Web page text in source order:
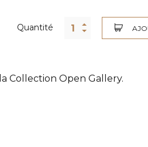
Quantité
Collection Open Gallery.